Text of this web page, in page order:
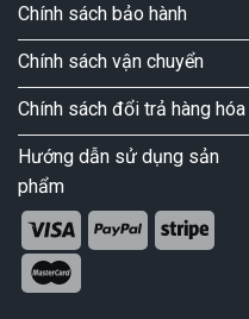
Chính sách bảo hành
Chính sách vận chuyển
Chính sách đổi trả hàng hóa
Hướng dẫn sử dụng sản
phẩm